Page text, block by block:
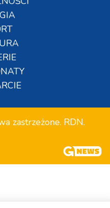
zastrzeżone. RDN.